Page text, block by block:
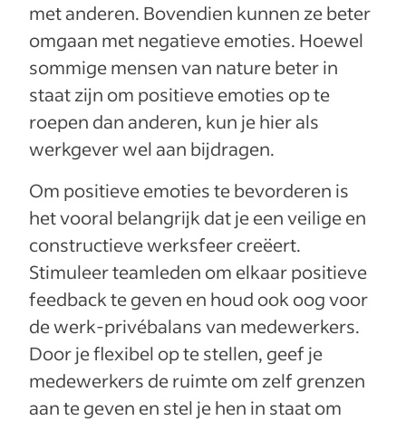
met anderen. Bovendien kunnen ze beter
omgaan met negatieve emoties. Hoewel
sommige mensen van nature beter in
staat zijn om positieve emoties op te
roepen dan anderen, kun je hier als
werkgever wel aan bijdragen.
Om positieve emoties te bevorderen is
het vooral belangrijk dat je een veilige en
constructieve werksfeer creëert.
Stimuleer teamleden om elkaar positieve
feedback te geven en houd ook oog voor
de werk-privébalans van medewerkers.
Door je flexibel op te stellen, geef je
medewerkers de ruimte om zelf grenzen
aan te geven en stel je hen in staat om